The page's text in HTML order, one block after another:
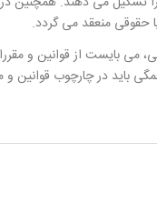
حقوقی منعقد می گردد.
می بایست از قوانین و
در چارچوب قوانین و